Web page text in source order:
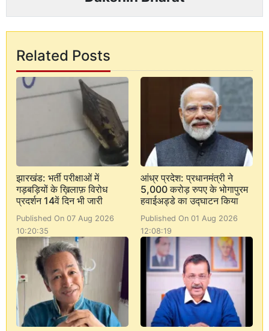
Related Posts
झारखंड: भर्ती परीक्षाओं में
गड़बड़ियों के ख़िलाफ़ विरोध
प्रदर्शन 14वें दिन भी जारी
Published On 07 Aug 2026
10:20:35
आंध्र प्रदेश: प्रधानमंत्री ने
5,000 करोड़ रुपए के भोगापुरम
हवाईअड्डे का उद्घाटन किया
Published On 01 Aug 2026
12:08:19